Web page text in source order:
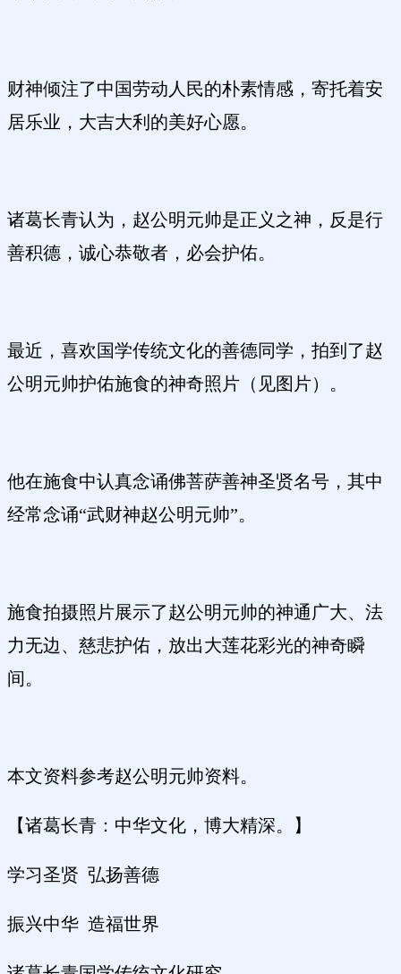
财神倾注了中国劳动人民的朴素情感，寄托着安
居乐业，大吉大利的美好心愿。
诸葛长青认为，赵公明元帅是正义之神，反是行
善积德，诚心恭敬者，必会护佑。
最近，喜欢国学传统文化的善德同学，拍到了赵
公明元帅护佑施食的神奇照片（见图片）。
他在施食中认真念诵佛菩萨善神圣贤名号，其中
经常念诵“武财神赵公明元帅”。
施食拍摄照片展示了赵公明元帅的神通广大、法
力无边、慈悲护佑，放出大莲花彩光的神奇瞬
间。
本文资料参考赵公明元帅资料。
【诸葛长青：中华文化，博大精深。】
学习圣贤 弘扬善德
振兴中华 造福世界